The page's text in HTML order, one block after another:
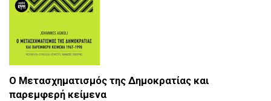
Ο Μετασχηματισμός της Δημοκρατίας και
παρεμφερή κείμενα